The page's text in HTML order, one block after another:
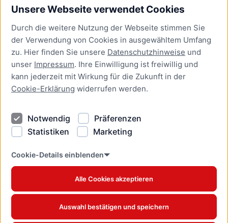
Unsere Webseite verwendet Cookies
Durch die weitere Nutzung der Webseite stimmen Sie
der Verwendung von Cookies in ausgewähltem Umfang
zu. Hier finden Sie unsere Datenschutzhinweise und
unser Impressum. Ihre Einwilligung ist freiwillig und
kann jederzeit mit Wirkung für die Zukunft in der
Cookie-Erklärung widerrufen werden.
Notwendig
Präferenzen
Statistiken
Marketing
Cookie-Details einblenden
Alle Cookies akzeptieren
Auswahl bestätigen und speichern
Bürgerservice
Presse
Newsletter Lübeck:kompakt
Kontakt
Kontakt
Datenschutzhinweise
Barrierefreiheit
Cookie Erklärung
www.luebeck.de